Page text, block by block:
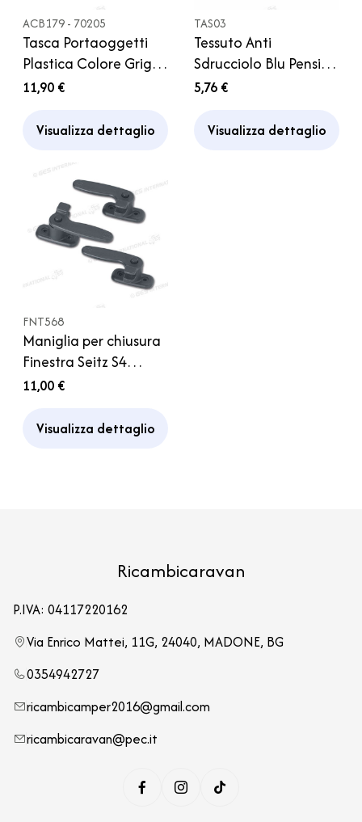
ACB179 - 70205
Tasca Portaoggetti
Plastica Colore Grigio
Pocket XL Fiamma
11,90 €
Visualizza dettaglio
TAS03
Tessuto Anti
Sdrucciolo Blu Pensile
Armadio Cucina
5,76 €
Visualizza dettaglio
FNT568
Maniglia per chiusura
Finestra Seitz S4
Camper Caravan
11,00 €
Visualizza dettaglio
Ricambicaravan
P.IVA: 04117220162
Via Enrico Mattei, 11G, 24040, MADONE, BG
0354942727
ricambicamper2016@gmail.com
ricambicaravan@pec.it